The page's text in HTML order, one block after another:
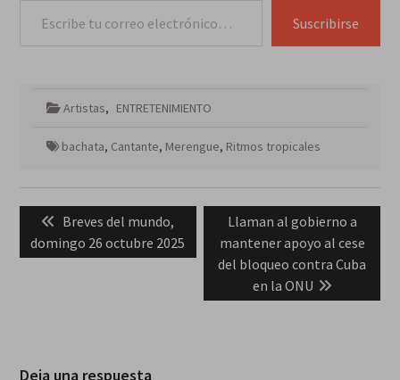
Suscribirse
Artistas, ENTRETENIMIENTO
bachata, Cantante, Merengue, Ritmos tropicales
Navegación
entradas
Previous
post:
Breves del mundo,
domingo 26 octubre 2025
Next
post:
Llaman al gobierno a
mantener apoyo al cese
del bloqueo contra Cuba
en la ONU
Deja una respuesta